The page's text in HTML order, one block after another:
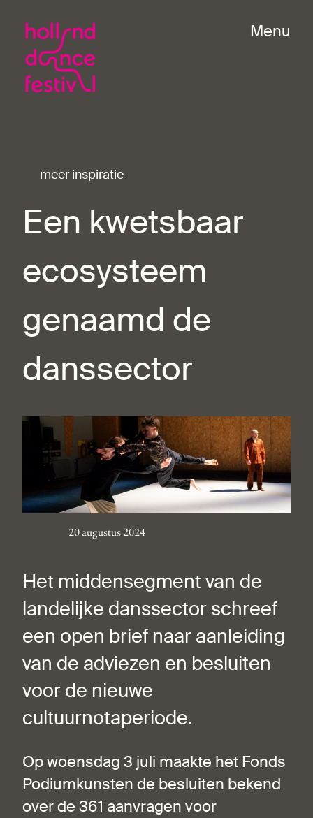
Menu
meer inspiratie
Een kwetsbaar
ecosysteem
genaamd de
danssector
20 augustus 2024
Het middensegment van de
landelijke danssector schreef
een open brief naar aanleiding
van de adviezen en besluiten
voor de nieuwe
cultuurnotaperiode.
Op woensdag 3 juli maakte het Fonds
Podiumkunsten de besluiten bekend
over de 361 aanvragen voor